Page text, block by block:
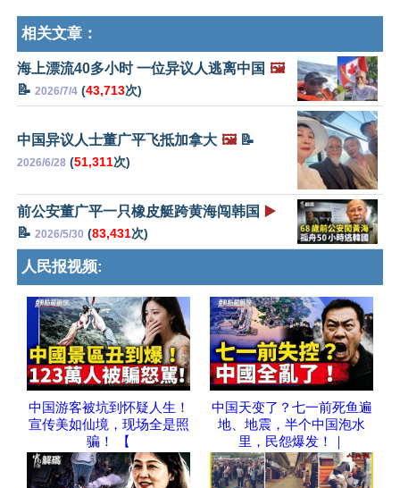
相关文章：
海上漂流40多小时 一位异议人逃离中国 🖼️
📝 2026/7/4 (43,713次)
中国异议人士董广平飞抵加拿大 🖼️📝
2026/6/28 (51,311次)
前公安董广平一只橡皮艇跨黄海闯韩国 ▶️
📝 2026/5/30 (83,431次)
人民报视频:
中国游客被坑到怀疑人生！
宣传美如仙境，现场全是照
骗！ 【
中国天变了？七一前死鱼遍
地、地震，半个中国泡水
里，民怨爆发！｜